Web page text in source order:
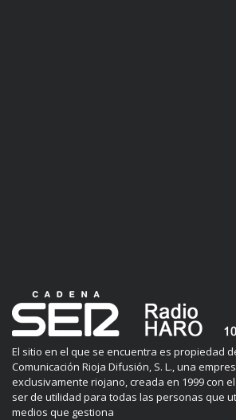
El sitio en el que se encuentra es propiedad
Comunicación Rioja Difusión, S. L., una
exclusivamente riojano, creada en 1999 con
ser de utilidad para todas las personas que
medios que gestiona